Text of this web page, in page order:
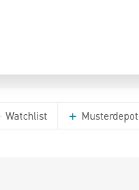
Watchlist Musterdepot